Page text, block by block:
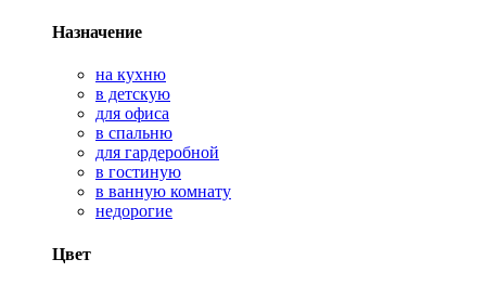
Назначение
на кухню
в детскую
для офиса
в спальню
для гардеробной
в гостиную
в ванную комнату
недорогие
Цвет